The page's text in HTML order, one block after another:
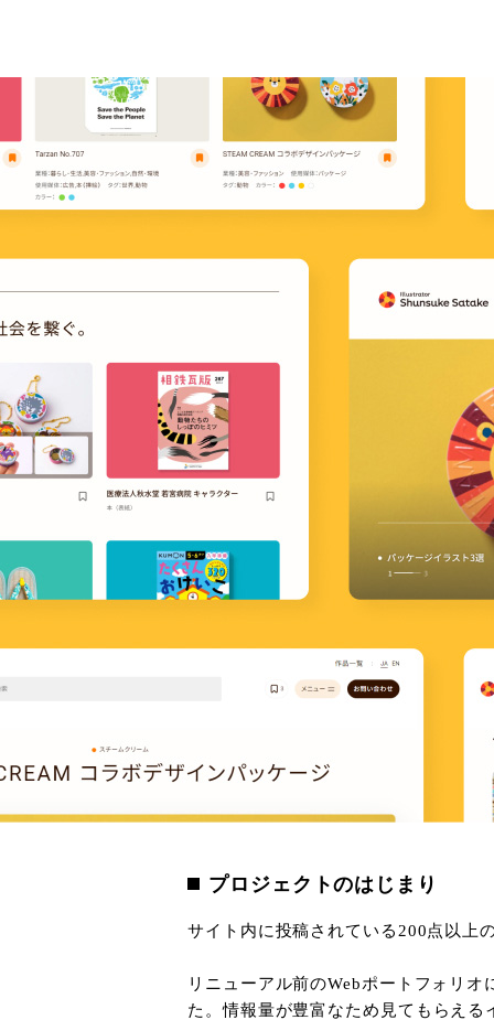
プロジェクトのはじまり
サイト内に投稿されている200点以上
リニューアル前のWebポートフォリ
た。情報量が豊富なため見てもらえ